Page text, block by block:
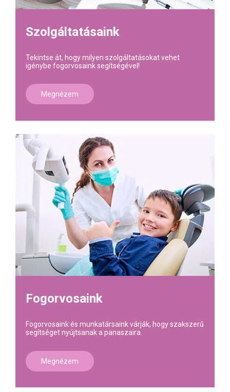
Szolgáltatásaink
Tekintse át, hogy milyen szolgáltatásokat vehet
igénybe fogorvosaink segítségével!
Megnézem
Fogorvosaink
Fogorvosaink és munkatársaink várják, hogy szakszerű
segítséget nyújtsanak a panaszaira.
Megnézem